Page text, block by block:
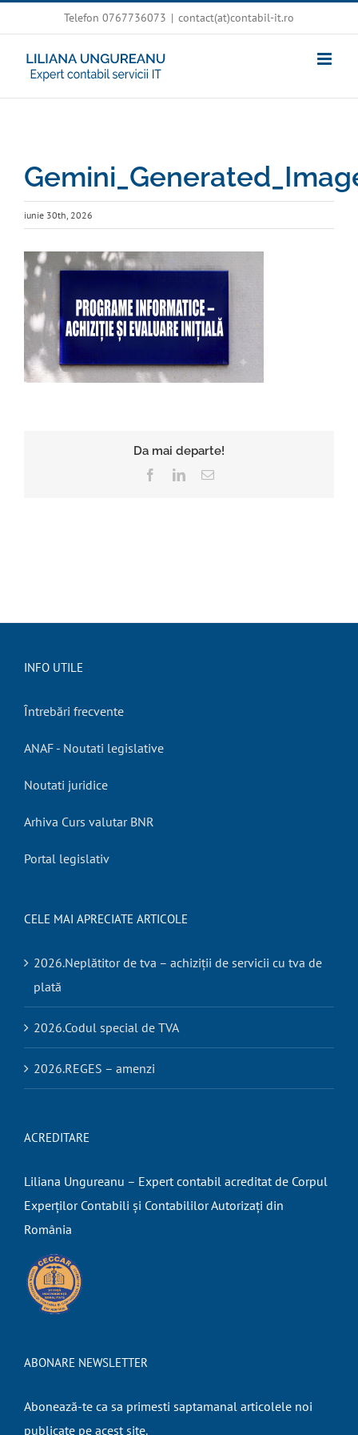
to
content
Telefon 0767736073 | contact(at)contabil-it.ro
iunie 30th, 2026
Da mai departe!
FacebookLinkedIn
E-
INFO UTILE
Întrebări frecvente
ANAF - Noutati legislative
Noutati juridice
Arhiva Curs valutar BNR
Portal legislativ
CELE MAI APRECIATE ARTICOLE
2026.Neplătitor de tva – achiziții de servicii cu tva de
plată
2026.Codul special de TVA
2026.REGES – amenzi
ACREDITARE
Liliana Ungureanu – Expert contabil acreditat de Corpul
Experților Contabili și Contabililor Autorizați din
România
ABONARE NEWSLETTER
Abonează-te ca sa primesti saptamanal articolele noi
publicate pe acest site.